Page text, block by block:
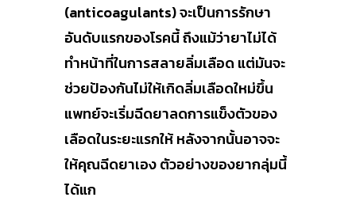
(anticoagulants) จะเป็นการรักษา
อันดับแรกของโรคนี้ ถึงแม้ว่ายาไม่ได้
ทำหน้าที่ในการสลายลิ่มเลือด แต่มันจะ
ช่วยป้องกันไม่ให้เกิดลิ่มเลือดใหม่ขึ้น
แพทย์จะเริ่มฉีดยาลดการแข็งตัวของ
เลือดในระยะแรกให้ หลังจากนั้นอาจจะ
ให้คุณฉีดยาเอง ตัวอย่างของยากลุ่มนี้
ได้แก